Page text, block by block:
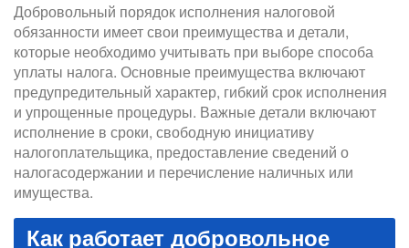
Добровольный порядок исполнения налоговой
обязанности имеет свои преимущества и детали,
которые необходимо учитывать при выборе способа
уплаты налога. Основные преимущества включают
предупредительный характер, гибкий срок исполнения
и упрощенные процедуры. Важные детали включают
исполнение в сроки, свободную инициативу
налогоплательщика, предоставление сведений о
налогасодержании и перечисление наличных или
имущества.
Как работает добровольное